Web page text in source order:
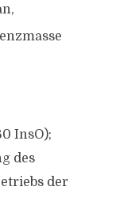
InsO);
des
der